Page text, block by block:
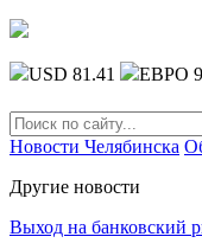
USD 81.41 ЕВРО
Новости Челябинска
Другие новости
Выход на банковский